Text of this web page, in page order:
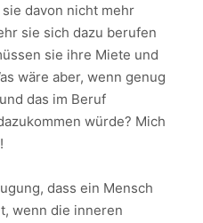
davon nicht mehr
sie sich dazu berufen
sie ihre Miete und
wäre aber, wenn genug
das im Beruf
würde? Mich
dass ein Mensch
wenn die inneren